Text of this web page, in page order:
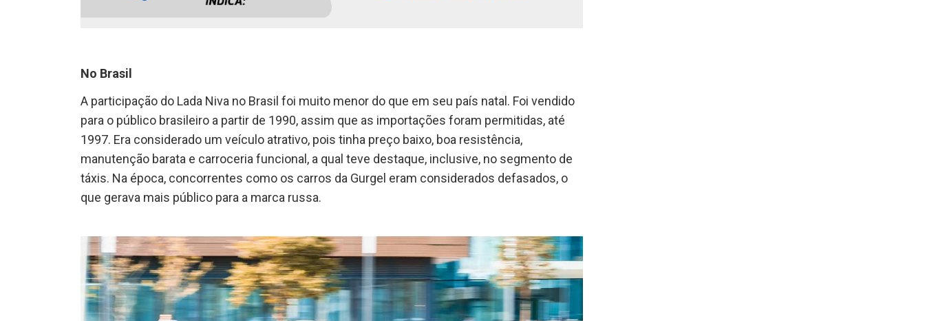
No Brasil
A participação do Lada Niva no Brasil foi muito menor do que em seu país natal. Foi vendido
para o público brasileiro a partir de 1990, assim que as importações foram permitidas, até
1997. Era considerado um veículo atrativo, pois tinha preço baixo, boa resistência,
manutenção barata e carroceria funcional, a qual teve destaque, inclusive, no segmento de
táxis. Na época, concorrentes como os carros da Gurgel eram considerados defasados, o
que gerava mais público para a marca russa.